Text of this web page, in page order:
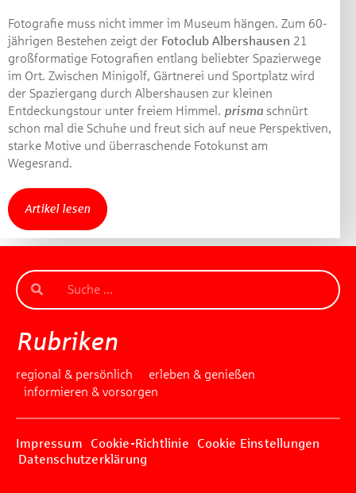
Fotografie muss nicht immer im Museum hängen. Zum 60-
jährigen Bestehen zeigt der Fotoclub Albershausen 21
großformatige Fotografien entlang beliebter Spazierwege
im Ort. Zwischen Minigolf, Gärtnerei und Sportplatz wird
der Spaziergang durch Albershausen zur kleinen
Entdeckungstour unter freiem Himmel. prisma schnürt
schon mal die Schuhe und freut sich auf neue Perspektiven,
starke Motive und überraschende Fotokunst am
Wegesrand.
Artikel lesen
Rubriken
regional & persönlich
erleben & genießen
informieren & vorsorgen
Impressum Cookie-Richtlinie
Cookie Einstellungen
Datenschutzerklärung
von je 30 Euro.
Beantworten Sie einfach folgende Frage:
Welches Jubiläum feiert die Kreissparkasse
Göppingen in diesem Jahr?
Gewinnspiel geschlossen